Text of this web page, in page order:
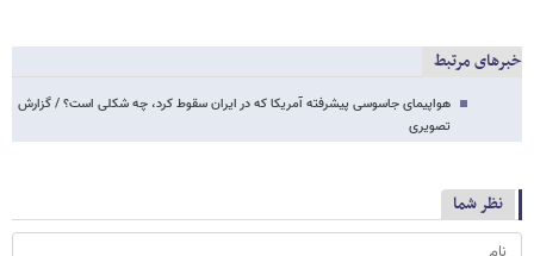
خبرهای مرتبط
هواپیمای جاسوسی پیشرفته آمریکا که در ایران سقوط کرد، چه شکلی است؟ / گزارش
تصویری
نظر شما